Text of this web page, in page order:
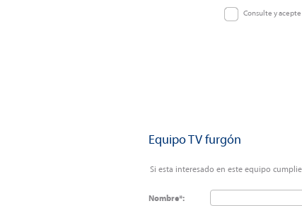
Consulte y
Equipo TV furgón
Si esta interesado en este equipo
Nombre*: